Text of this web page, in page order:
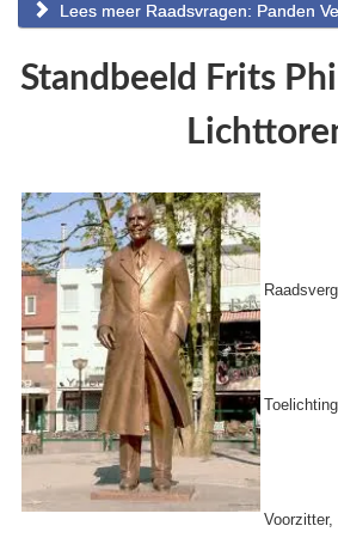
Lees meer Raadsvragen: Panden
Standbeeld Frits
Voorzitter,